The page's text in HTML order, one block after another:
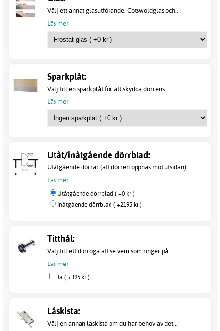
Välj ett annat glasutförande. Cotswoldglas och..
Läs mer
Sparkplåt:
Välj till en sparkplåt för att skydda dörrens..
Läs mer
Utåt/inåtgående dörrblad:
Utåtgående dörrar (att dörren öppnas mot utsidan)..
Läs mer
Utåtgående dörrblad ( +0 kr )
Inåtgående dörrblad ( +2195 kr )
Titthål:
Välj till ett dörröga att se vem som ringer på..
Läs mer
Ja ( +395 kr )
Låskista:
Välj en annan låskista om du har behov av det...